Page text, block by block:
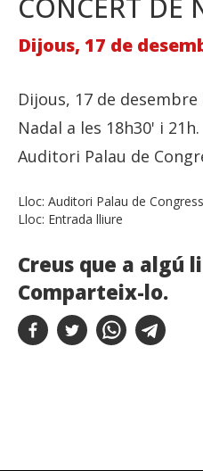
CONCERT DE
Dijous, 17 de
Dijous, 17 de
Nadal a les 18h30' i 21h.
Auditori Palau de
Lloc: Auditori Palau de
Lloc: Entrada lliure
Creus que a algú
Comparteix-lo.